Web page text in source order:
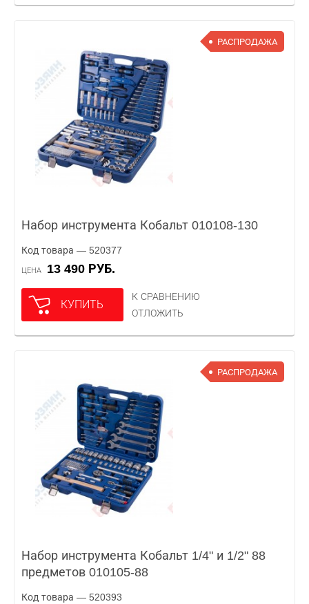
РАСПРОДАЖА
Набор инструмента Кобальт 010108-130
Код товара — 520377
ЦЕНА 13 490 РУБ.
КУПИТЬ
К СРАВНЕНИЮ
ОТЛОЖИТЬ
РАСПРОДАЖА
Набор инструмента Кобальт 1/4" и 1/2" 88
предметов 010105-88
Код товара — 520393